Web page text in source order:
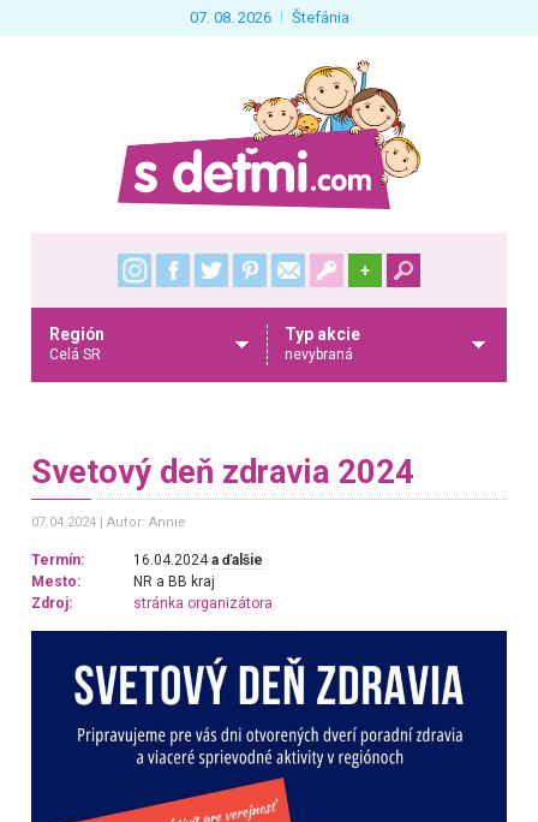
07. 08. 2026 Štefánia
+
Región
Celá SR
Typ akcie
nevybraná
Svetový deň zdravia 2024
07.04.2024 Autor: Annie
Termín: 16.04.2024a ďalšie
Mesto:
NR a BB kraj
Zdroj:
stránka organizátora